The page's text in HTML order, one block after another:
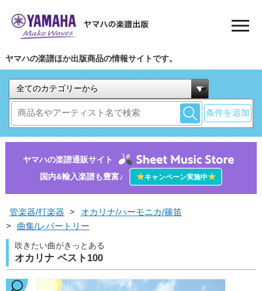
ヤマハの楽譜ほか出版商品の情報サイトです。
条件を追加
ヤマハの楽譜通販サイト
国内&輸入楽譜も豊富♪
★キャンペーン実施中★
管楽器/打楽器 >
オカリナ/ハーモニカ/篠笛
>
曲集/レパートリー
吹きたい曲がきっとある
オカリナ ベスト100